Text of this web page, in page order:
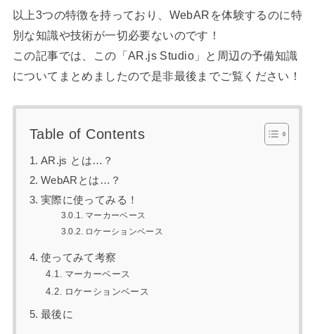
以上3つの特徴を持っており、WebARを体験するのに特
別な知識や技術が一切必要ないのです！
この記事では、この「AR.js Studio」と周辺の予備知識
についてまとめましたので是非最後までご覧ください！
Table of Contents
AR.js とは…？
WebARとは…？
実際に使ってみる！
マーカーベース
ロケーションベース
使ってみて考察
マーカーベース
ロケーションベース
最後に